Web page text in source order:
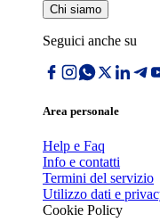
Chi siamo
Seguici anche su
Area personale
Help e Faq
Info e contatti
Termini del servizio
Utilizzo dati e
Cookie Policy